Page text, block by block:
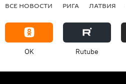
ВСЕ НОВОСТИ РИГА ЛАТВИЯ
OK Rutube